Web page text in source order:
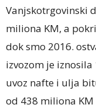
Vanjskotrgovinski
miliona KM, a
dok smo 2016.
izvozom je iznosila
uvoz nafte i ulja
od 438 miliona KM